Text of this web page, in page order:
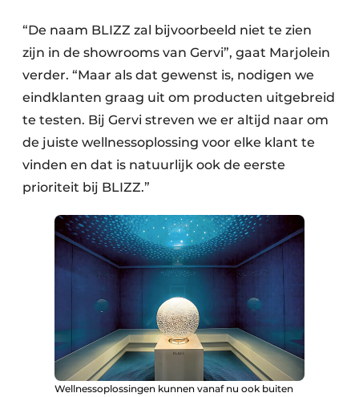
“De naam BLIZZ zal bijvoorbeeld niet te zien
zijn in de showrooms van Gervi”, gaat Marjolein
verder. “Maar als dat gewenst is, nodigen we
eindklanten graag uit om producten uitgebreid
te testen. Bij Gervi streven we er altijd naar om
de juiste wellnessoplossing voor elke klant te
vinden en dat is natuurlijk ook de eerste
prioriteit bij BLIZZ.”
Wellnessoplossingen kunnen vanaf nu ook buiten